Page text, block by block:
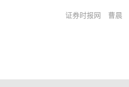
证券时报网 曹晨